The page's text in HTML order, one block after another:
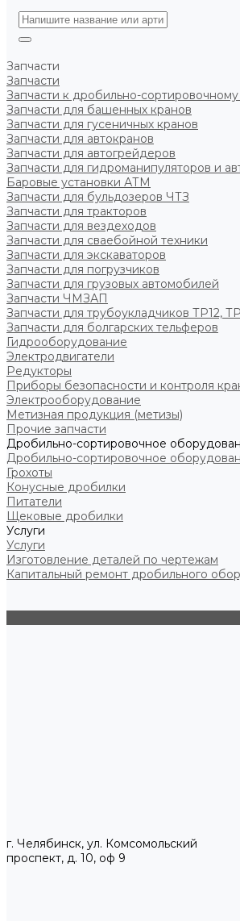
Запчасти
Запчасти
Запчасти к дробильно-
Запчасти для башенных кранов
Запчасти для гусеничных кранов
Запчасти для автокранов
Запчасти для автогрейдеров
Запчасти для гидроманипуляторов и
Баровые установки АТМ
Запчасти для бульдозеров ЧТЗ
Запчасти для тракторов
Запчасти для вездеходов
Запчасти для сваебойной техники
Запчасти для экскаваторов
Запчасти для погрузчиков
Запчасти для грузовых автомобилей
Запчасти ЧМЗАП
Запчасти для трубоукладчиков ТР12,
Запчасти для болгарских тельферов
Гидрооборудование
Электродвигатели
Редукторы
Приборы безопасности и контроля
Электрооборудование
Метизная продукция (метизы)
Прочие запчасти
Дробильно-сортировочное
Дробильно-сортировочное
Грохоты
Конусные дробилки
Питатели
Щековые дробилки
Услуги
Услуги
Изготовление деталей по чертежам
Капитальный ремонт дробильного
г. Челябинск, ул. Комсомольский
проспект, д. 10, оф 9